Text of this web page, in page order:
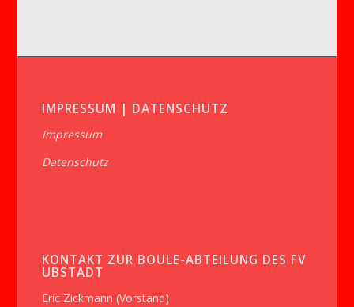
IMPRESSUM | DATENSCHUTZ
Impressum
Datenschutz
KONTAKT ZUR BOULE-ABTEILUNG DES FV
UBSTADT
Eric Zickmann (Vorstand)